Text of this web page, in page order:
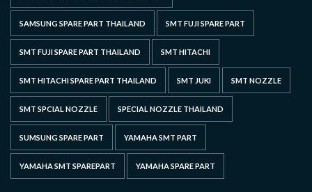
SAMSUNG SPARE PART THAILAND SMT FUJI SPARE PART
SMT FUJI SPARE PART THAILAND SMT HITACHI
SMT HITACHI SPARE PART THAILAND SMT JUKI SMT NOZZLE
SMT SPCIAL NOZZLE SPECIAL NOZZLE THAILAND
SUMSUNG SPARE PART YAMAHA SMT PART
YAMAHA SMT SPAREPART YAMAHA SPARE PART